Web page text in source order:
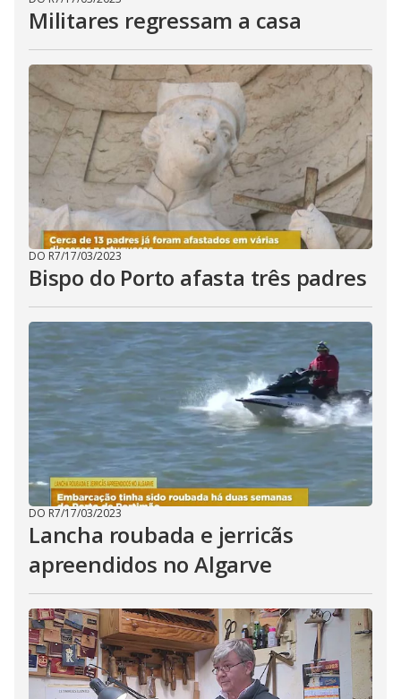
Militares regressam a casa
DO R7/17/03/2023
Bispo do Porto afasta três padres
DO R7/17/03/2023
Lancha roubada e jerricãs
apreendidos no Algarve